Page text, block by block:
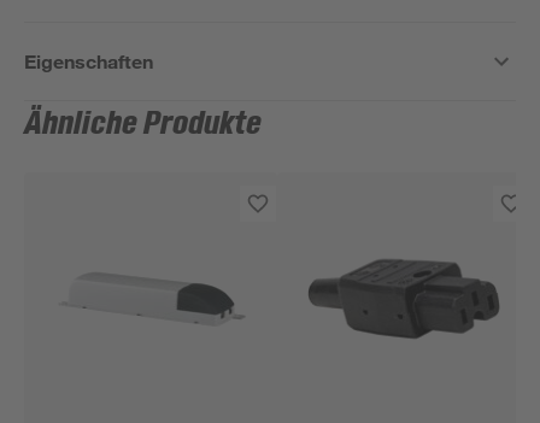
Eigenschaften
Ähnliche Produkte